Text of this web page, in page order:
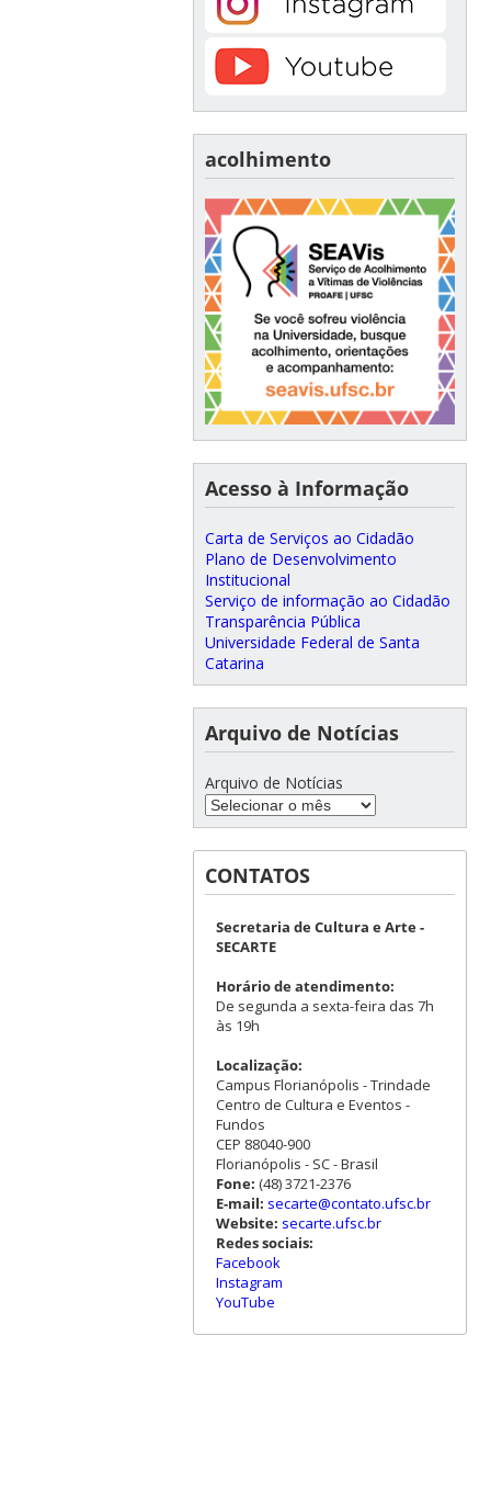
acolhimento
Acesso à Informação
Carta de Serviços ao Cidadão
Plano de Desenvolvimento
Institucional
Serviço de informação ao Cidadão
Transparência Pública
Universidade Federal de Santa
Catarina
Arquivo de Notícias
Arquivo de Notícias
CONTATOS
Secretaria de Cultura e Arte -
SECARTE
Horário de atendimento:
De segunda a sexta-feira das 7h
às 19h
Localização:
Campus Florianópolis - Trindade
Centro de Cultura e Eventos -
Fundos
CEP 88040-900
Florianópolis - SC - Brasil
Fone: (48) 3721-2376
E-mail: secarte@contato.ufsc.br
Website: secarte.ufsc.br
Redes sociais:
Facebook
Instagram
YouTube